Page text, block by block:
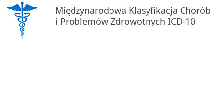
Międzynarodowa Klasyfikacja Chorób
i Problemów Zdrowotnych ICD-10